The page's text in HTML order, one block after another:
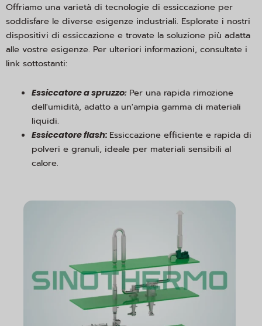
Offriamo una varietà di tecnologie di essiccazione per
soddisfare le diverse esigenze industriali. Esplorate i nostri
dispositivi di essiccazione e trovate la soluzione più adatta
alle vostre esigenze. Per ulteriori informazioni, consultate i
link sottostanti:
Essiccatore a spruzzo: Per una rapida rimozione
dell'umidità, adatto a un'ampia gamma di materiali
liquidi.
Essiccatore flash: Essiccazione efficiente e rapida di
polveri e granuli, ideale per materiali sensibili al
calore.